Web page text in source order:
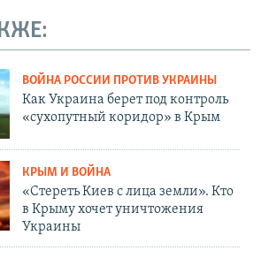
ВОЙНА РОССИИ ПРОТИВ УКРАИНЫ
Как Украина берет под контроль
«сухопутный коридор» в Крым
КРЫМ И ВОЙНА
«Стереть Киев с лица земли». Кто
в Крыму хочет уничтожения
Украины